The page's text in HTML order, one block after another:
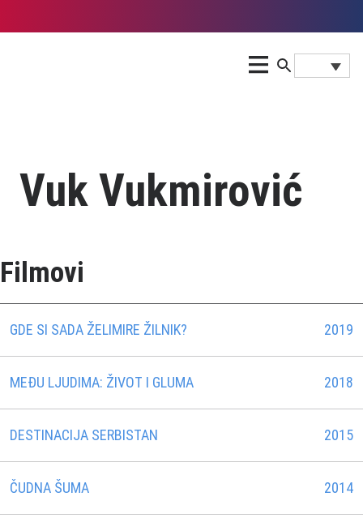
Vuk Vukmirović
Filmovi
GDE SI SADA ŽELIMIRE ŽILNIK? 2019
MEĐU LJUDIMA: ŽIVOT I GLUMA 2018
DESTINACIJA SERBISTAN 2015
ČUDNA ŠUMA 2014